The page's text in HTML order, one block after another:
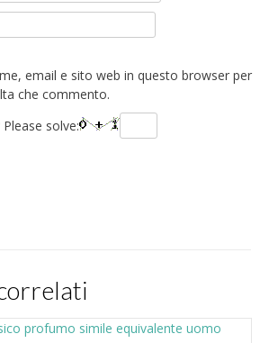
email e sito web in questo browser per
che commento.
solve: